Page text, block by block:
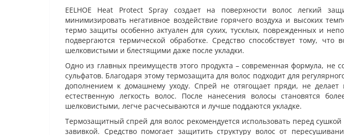
EELHOE Heat Protect Spray создает на поверхности волос легкий
минимизировать негативное воздействие горячего воздуха и высоких
термо защиты особенно актуален для сухих, тусклых, поврежденных и
подвергаются термической обработке. Средство способствует тому, что
шелковистыми и блестящими даже после укладки.
Одно из главных преимуществ этого продукта – современная формула, не
сульфатов. Благодаря этому термозащита для волос подходит для
дополнением к домашнему уходу. Спрей не отягощает пряди, не делает
естественную легкость волос. После нанесения волосы становятся
шелковистыми, легче расчесываются и лучше поддаются укладке.
Термозащитный спрей для волос рекомендуется использовать перед
завивкой. Средство помогает защитить структуру волос от